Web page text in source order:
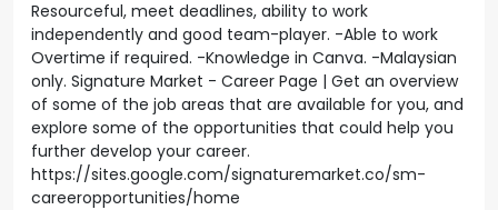
Resourceful, meet deadlines, ability to work
independently and good team-player. -Able to work
Overtime if required. -Knowledge in Canva. -Malaysian
only. Signature Market - Career Page | Get an overview
of some of the job areas that are available for you, and
explore some of the opportunities that could help you
further develop your career.
https://sites.google.com/signaturemarket.co/sm-
careeropportunities/home